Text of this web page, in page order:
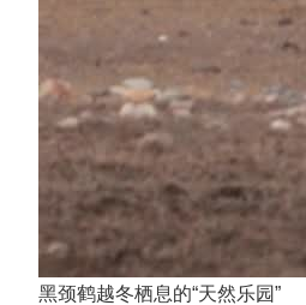
黑颈鹤越冬栖息的“天然乐园”